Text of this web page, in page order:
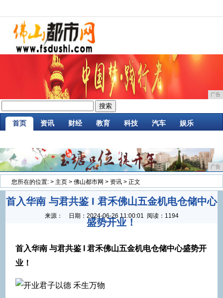
广告
首页 资讯 财经 教育 科技 汽车 娱乐
广告
您所在的位置: > 主页 > 佛山都市网 > 资讯 > 正文
首入华南 与君共鉴 I 君禾佛山五金机电仓储中心
盛势开业！
来源： 日期： 2024-06-26 11:00:01 阅读：1194
首入华南 与君共鉴 I 君禾佛山五金机电仓储中心盛势开
业！
君子以德 禾生万物